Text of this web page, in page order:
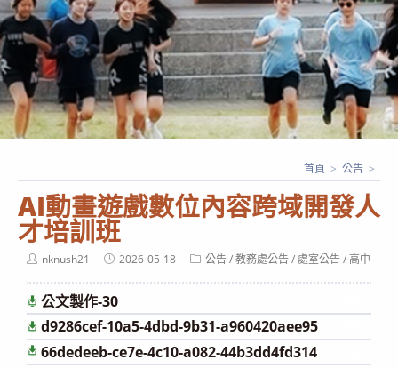
AFFILIATED SENIOR HIGH SCHOOL OF NATIONAL
KAOHSIUNG NORMAL UNIVERSITY
AI動畫遊戲數位內容跨域開發人
才培訓班
首頁 > 公告 >
Postnknush21
Post2026-05-18
Post公告/教務處公告/處室公告/高中
公文製作-30
d9286cef-10a5-4dbd-9b31-a960420aee95
66dedeeb-ce7e-4c10-a082-44b3dd4fd314